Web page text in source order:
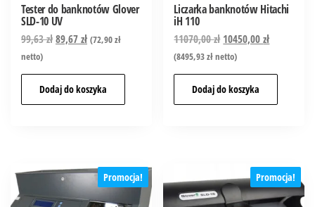
Tester do banknotów Glover
SLD-10 UV
99,63zł89,67zł (72,90zł
netto)
Dodaj do koszyka
Liczarka banknotów Hitachi
iH 110
11070,00zł 10450,00zł
(8495,93złnetto)
Dodaj do koszyka
Promocja! Promocja!